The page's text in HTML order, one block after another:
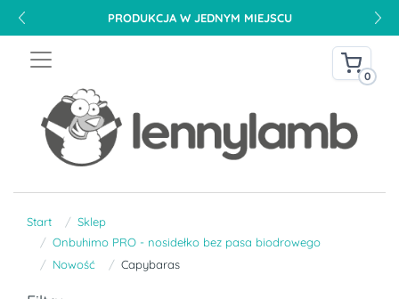
PRODUKCJA W JEDNYM MIEJSCU
0
Start
Sklep
Onbuhimo PRO - nosidełko bez pasa biodrowego
Nowość
Capybaras